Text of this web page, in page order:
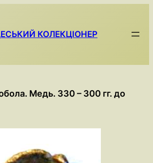
КОЛЕКЦІОНЕР
Медь. 330 – 300 гг. до